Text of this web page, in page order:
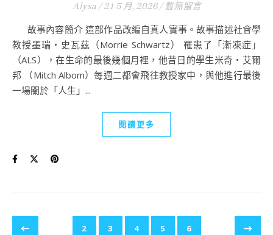
Alysa / 21 5 月, 2026 / 暫無留言
故事內容簡介 這部作品改編自真人實事。故事描述社會學
教授墨瑞‧史瓦茲（Morrie Schwartz） 罹患了「漸凍症」
（ALS），在生命的最後幾個月裡，他昔日的學生米奇‧艾爾
邦 （Mitch Albom）每週二都會飛往教授家中，與他進行最後
一場關於「人生」...
閱讀更多
2 3 4 5 6